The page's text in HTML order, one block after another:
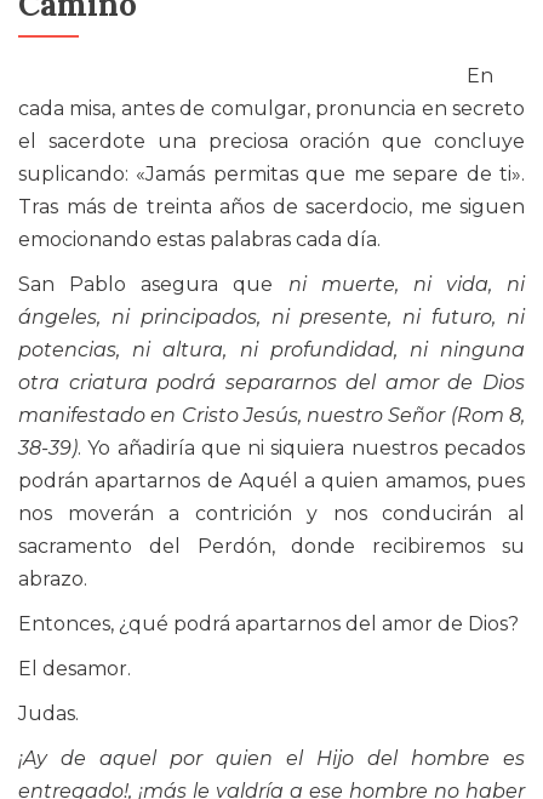
En
cada misa, antes de comulgar, pronuncia en secreto
el sacerdote una preciosa oración que concluye
suplicando: «Jamás permitas que me separe de ti».
Tras más de treinta años de sacerdocio, me siguen
emocionando estas palabras cada día.
San Pablo asegura que ni muerte, ni vida, ni
ángeles, ni principados, ni presente, ni futuro, ni
potencias, ni altura, ni profundidad, ni ninguna
otra criatura podrá separarnos del amor de Dios
manifestado en Cristo Jesús, nuestro Señor (Rom 8,
38-39). Yo añadiría que ni siquiera nuestros pecados
podrán apartarnos de Aquél a quien amamos, pues
nos moverán a contrición y nos conducirán al
sacramento del Perdón, donde recibiremos su
abrazo.
Entonces, ¿qué podrá apartarnos del amor de Dios?
El desamor.
Judas.
¡Ay de aquel por quien el Hijo del hombre es
entregado!, ¡más le valdría a ese hombre no haber